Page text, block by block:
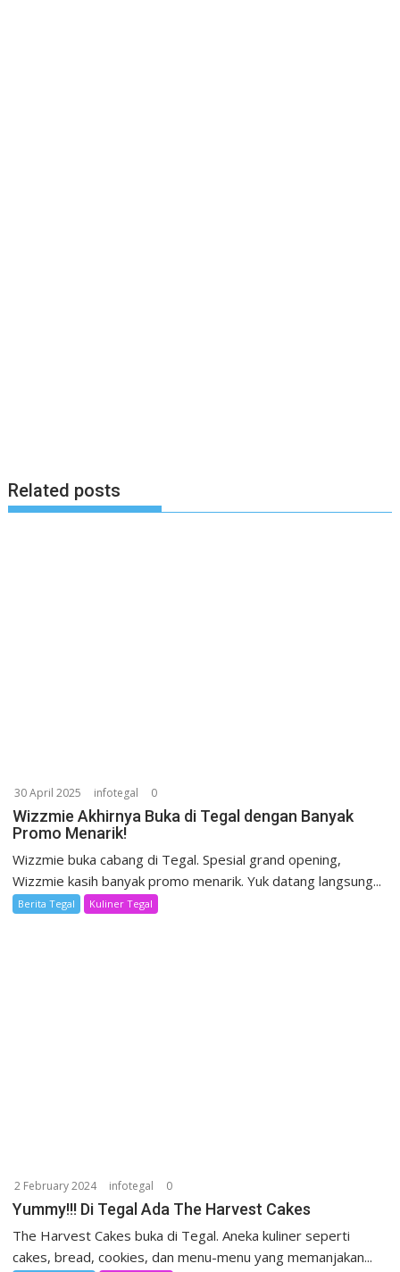
Related posts
30 April 2025 infotegal 0
Wizzmie Akhirnya Buka di Tegal dengan Banyak
Promo Menarik!
Wizzmie buka cabang di Tegal. Spesial grand opening,
Wizzmie kasih banyak promo menarik. Yuk datang langsung...
Berita Tegal Kuliner Tegal
2 February 2024 infotegal 0
Yummy!!! Di Tegal Ada The Harvest Cakes
The Harvest Cakes buka di Tegal. Aneka kuliner seperti
cakes, bread, cookies, dan menu-menu yang memanjakan...